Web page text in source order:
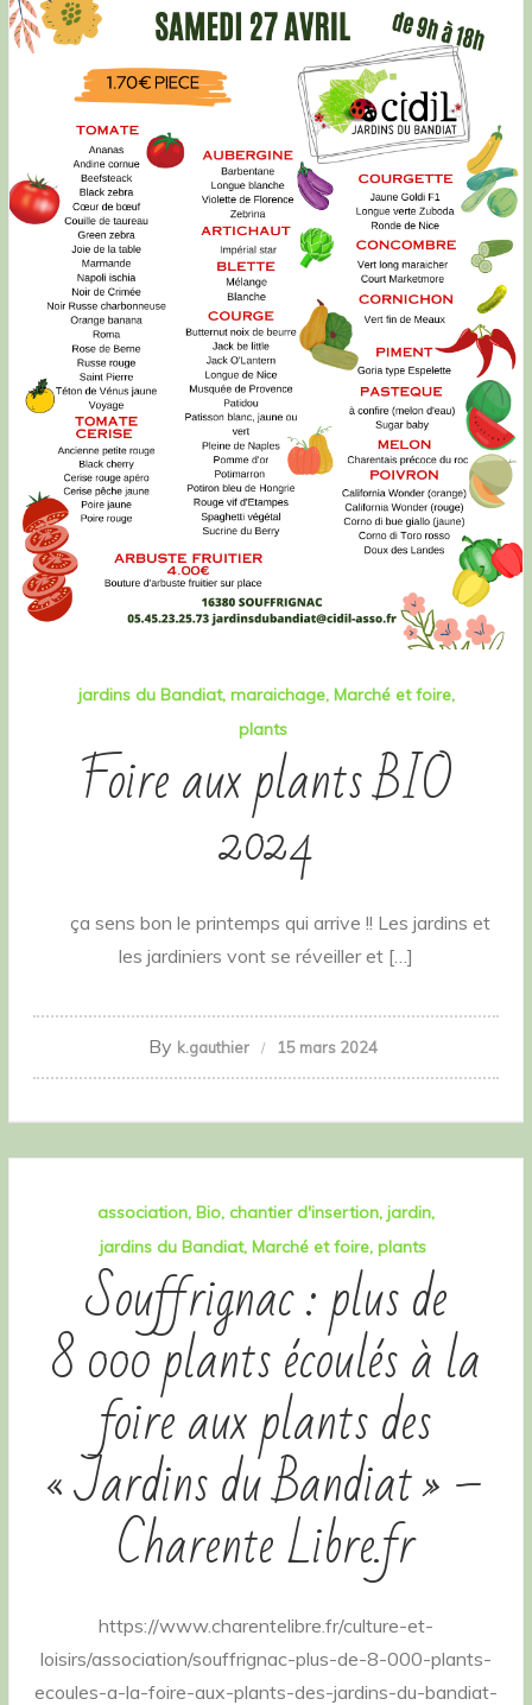
jardins du Bandiat maraichage Marché et foire
plants
Foire aux plants BIO
2024
ça sens bon le printemps qui arrive !! Les jardins et
les jardiniers vont se réveiller et […]
By k.gauthier 15 mars 2024
association Bio chantier d'insertion jardin
jardins du Bandiat Marché et foire plants
Souffrignac : plus de
8 000 plants écoulés à la
foire aux plants des
« Jardins du Bandiat » –
Charente Libre.fr
https://www.charentelibre.fr/culture-et-
loisirs/association/souffrignac-plus-de-8-000-plants-
ecoules-a-la-foire-aux-plants-des-jardins-du-bandiat-